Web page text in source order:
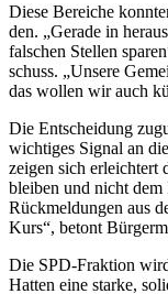
Die­se Berei­che
den. „Gera­de in
fal­schen Stel­len
schuss. „Unse­re
das wol­len wir auch
Die Ent­schei­dung
wich­ti­ges Signal an
zei­gen sich erleich­tert
blei­ben und nicht
Rück­mel­dun­gen aus
Kurs“, betont
Die SPD-Frak­ti­on
Hat­ten eine star­ke,